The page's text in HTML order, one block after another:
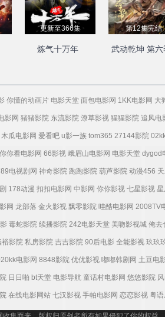
更新至366集
炼气十万年
第12集完结
武动乾坤 第六
你懂的动画片 电影天堂 面包电影网 1KK电影网 大
影网 猪猪影院 东流影院 潦草影视 猩猩影院 追风电
木瓜电影网 爱看吧 u影一族 tom365 27144影院
你你看电影网 66影视 峨眉山电影网 电影天堂 dygod
电视剧网 神奇影院 跑跑影院 葫芦影院 动漫456
178动漫 扣扣电影网 中影网 你你影视 七星影视
网 龙部落 金火影视 飘零影院 哇酷电影网 2008TV
毒蛇影院 续播影院 242电影天堂 美吻影视城 俺去
裕影院 私房影院 吉吉影院 90后电影 全能影视 玖玖
电影网 8848影院 优优影视 嘟嘟韩剧网 土豆电
日日啪 bt天堂 电影导航 童话村电影网 悠悠影院
在线电影网站 七汉影视 手帕电影网 恋恋影视 粤语